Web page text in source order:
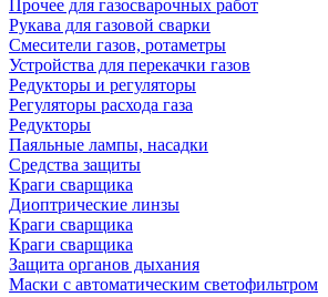
Прочее для газосварочных работ
Рукава для газовой сварки
Смесители газов, ротаметры
Устройства для перекачки газов
Редукторы и регуляторы
Регуляторы расхода газа
Редукторы
Паяльные лампы, насадки
Средства защиты
Краги сварщика
Диоптрические линзы
Краги сварщика
Краги сварщика
Защита органов дыхания
Маски с автоматическим светофильтром